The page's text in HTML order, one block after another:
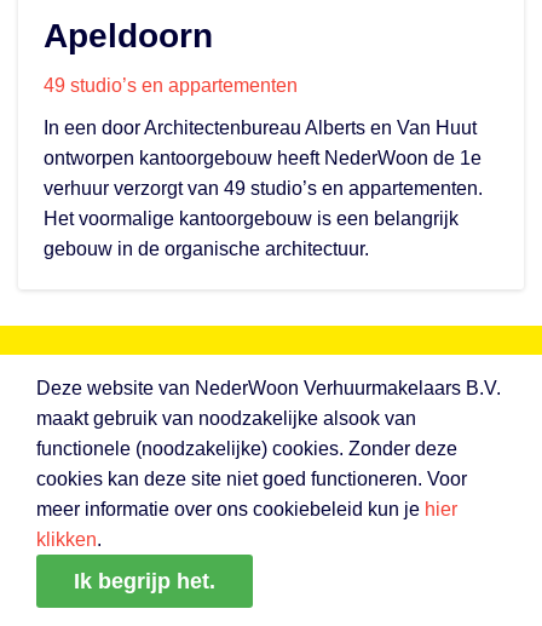
Apeldoorn
49 studio’s en appartementen
In een door Architectenbureau Alberts en Van Huut
ontworpen kantoorgebouw heeft NederWoon de 1e
verhuur verzorgt van 49 studio’s en appartementen.
Het voormalige kantoorgebouw is een belangrijk
gebouw in de organische architectuur.
Gratis onderhoudswijzer
Wie moet wat betalen?
Handig overzicht op alfabetische volgorde
Gebaseerd op de laatste jurisprudentie
Ook in het Engels beschikbaar
Deze website van NederWoon Verhuurmakelaars B.V.
maakt gebruik van noodzakelijke alsook van
functionele (noodzakelijke) cookies. Zonder deze
cookies kan deze site niet goed functioneren. Voor
meer informatie over ons cookiebeleid kun je hier
klikken.
Ik begrijp het.